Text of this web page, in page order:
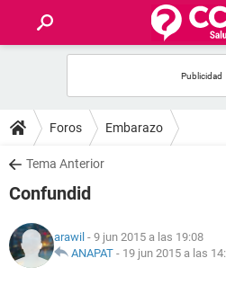
FOROS
SALUD
NUTRICIÓN
Foros Embarazo
Tema Anterior
Confundid
arawil - 9 jun 2015 a las 19:08
ANAPAT - 19 jun 2015 a las